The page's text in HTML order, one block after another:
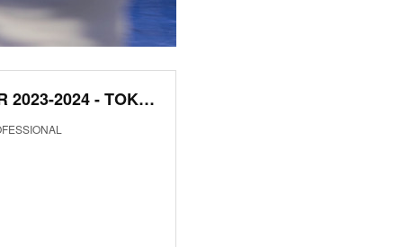
ABU DHABI GRAND SLAM JIU-JITSU WORLD TOUR 2023-2024 - TOKYO - PROFESSIONAL